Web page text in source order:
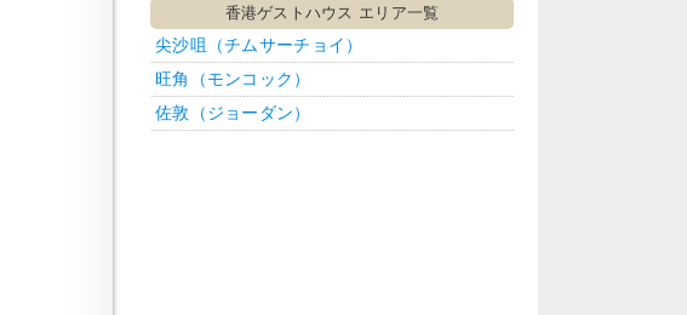
香港ゲストハウス エリア一覧
尖沙咀（チムサーチョイ）
旺角（モンコック）
佐敦（ジョーダン）